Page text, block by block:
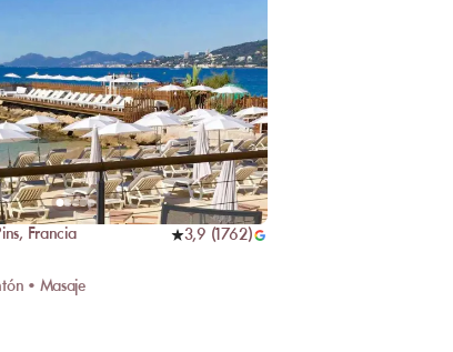
, Francia 3,9 (1762)
• Masaje